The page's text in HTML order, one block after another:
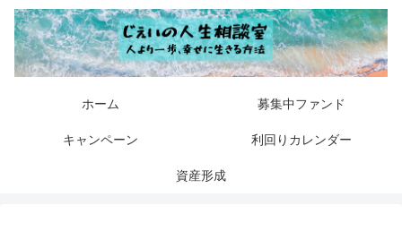
ホーム 募集中ファンド
キャンペーン 利回りカレンダー
資産形成